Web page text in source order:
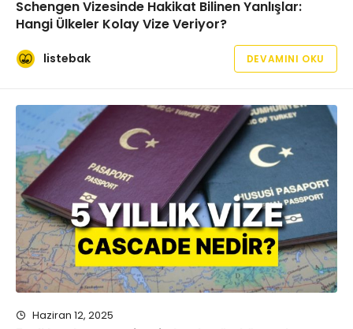
Schengen Vizesinde Hakikat Bilinen Yanlışlar:
Hangi Ülkeler Kolay Vize Veriyor?
listebak DEVAMINI OKU
Haziran 12, 2025